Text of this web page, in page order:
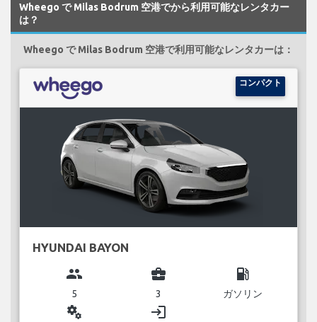
Wheego で Milas Bodrum 空港でから利用可能なレンタカー
は？
Wheego で Milas Bodrum 空港で利用可能なレンタカーは：
コンパクト
HYUNDAI BAYON
group
5
business_center
3
local_gas_station
ガソリン
miscellaneous_services login